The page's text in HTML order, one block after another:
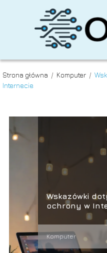
Strona główna / Komputer /
Internecie
Wskazówki
ochrony w
Komputer